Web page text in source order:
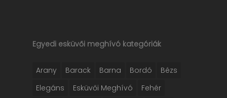
Egyedi esküvői meghívó kategóriák
Arany Barack Barna Bordó
Bézs
Elegáns
Esküvői Meghívó
Fehér